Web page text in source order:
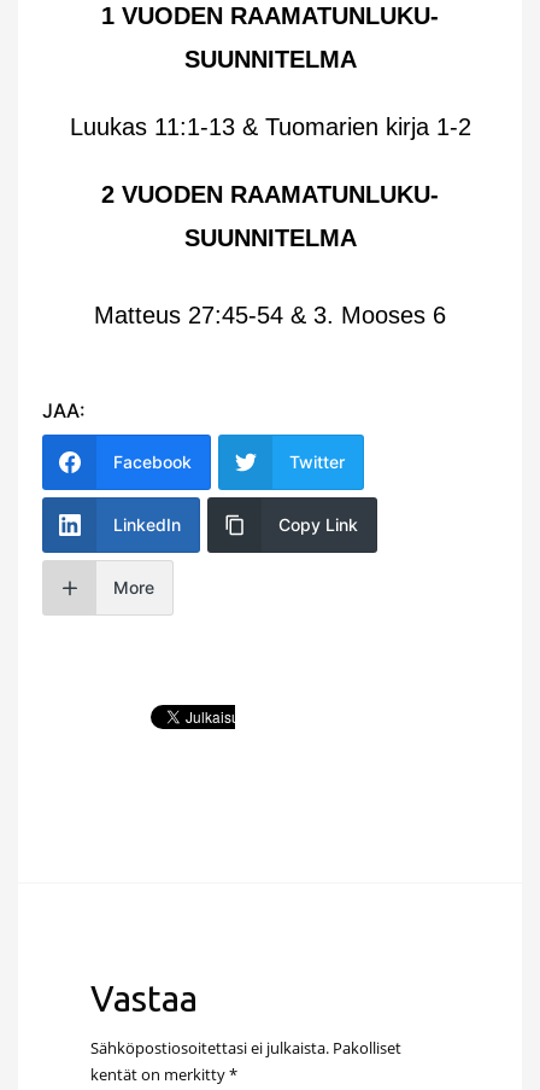
1 VUODEN RAAMATUNLUKU-
SUUNNITELMA
Luukas 11:1-13 & Tuomarien kirja 1-2
2 VUODEN RAAMATUNLUKU-
SUUNNITELMA
Matteus 27:45-54 & 3. Mooses 6
JAA:
Facebook Twitter
LinkedIn Copy Link
More
Vastaa
Sähköpostiosoitettasi ei julkaista. Pakolliset
kentät on merkitty*